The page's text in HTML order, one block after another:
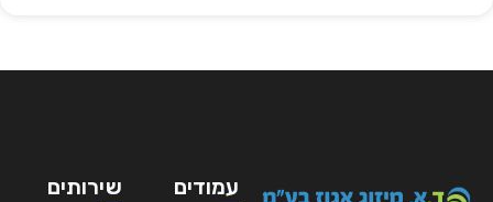
עמודים שירותים